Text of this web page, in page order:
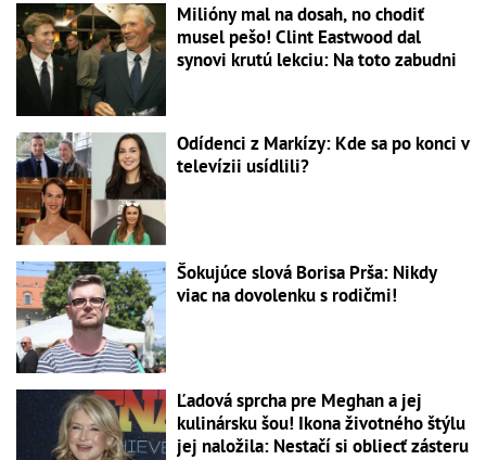
Milióny mal na dosah, no chodiť
musel pešo! Clint Eastwood dal
synovi krutú lekciu: Na toto zabudni
Odídenci z Markízy: Kde sa po konci v
televízii usídlili?
Šokujúce slová Borisa Prša: Nikdy
viac na dovolenku s rodičmi!
Ľadová sprcha pre Meghan a jej
kulinársku šou! Ikona životného štýlu
jej naložila: Nestačí si obliecť zásteru